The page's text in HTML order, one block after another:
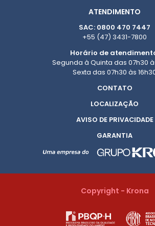
ATENDIMENTO
SAC: 0800 470 7447
+55 (47) 3431-7800
Horário de
Segunda à Quinta das 07h30
Sexta das 07h30 às
CONTATO
LOCALIZAÇÃO
AVISO DE PRIVACIDADE
GARANTIA
Copyright - Krona